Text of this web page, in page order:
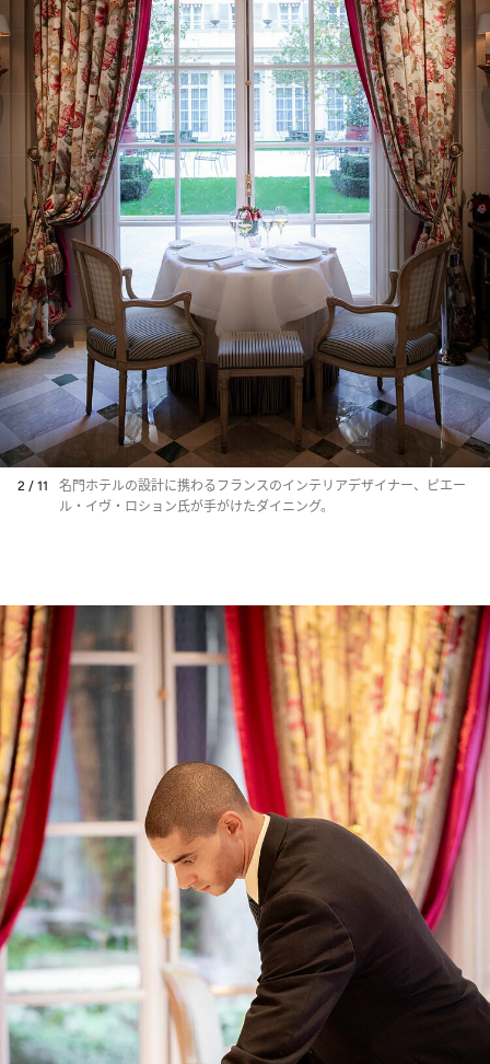
2 / 11
名門ホテルの設計に携わるフランスのインテリアデザイナー、ピエー
ル・イヴ・ロション氏が手がけたダイニング。